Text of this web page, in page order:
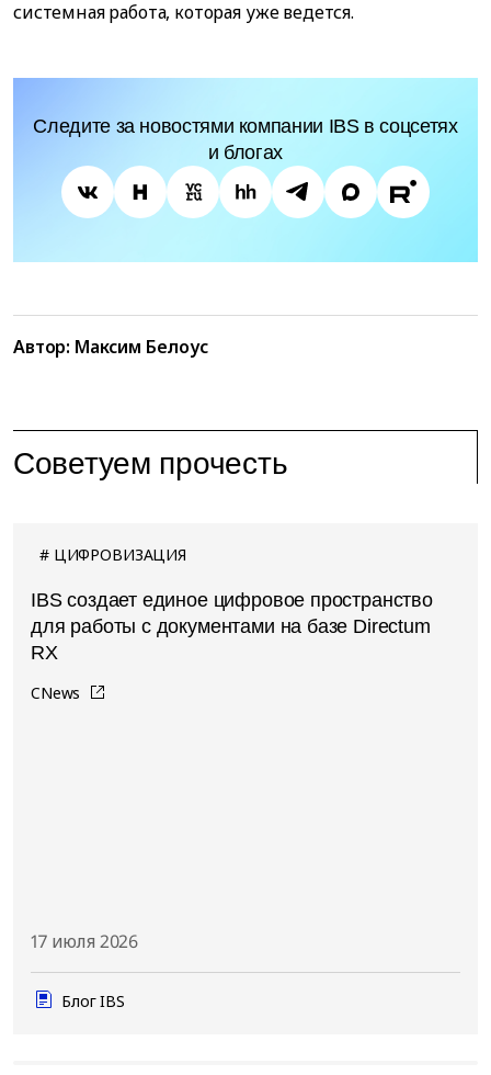
системная работа, которая уже ведется.
Следите за новостями компании IBS в соцсетях
и блогах
Автор: Максим Белоус
Советуем прочесть
ЦИФРОВИЗАЦИЯ
IBS создает единое цифровое пространство
для работы с документами на базе Directum
RX
CNews
17 июля 2026
Блог IBS